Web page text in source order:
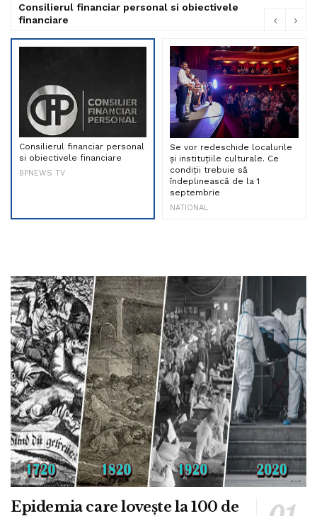
Consilierul financiar personal si obiectivele
financiare
Consilierul financiar personal
si obiectivele financiare
BPNEWS TV
Se vor redeschide localurile
și instituțiile culturale. Ce
condiții trebuie să
îndeplinească de la 1
septembrie
NATIONAL
Epidemia care lovește la 100 de